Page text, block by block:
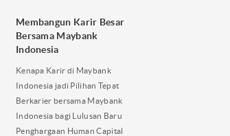
Membangun Karir Besar
Bersama Maybank
Indonesia
Kenapa Karir di Maybank
Indonesia jadi Pilihan Tepat
Berkarier bersama Maybank
Indonesia bagi Lulusan Baru
Penghargaan Human Capital